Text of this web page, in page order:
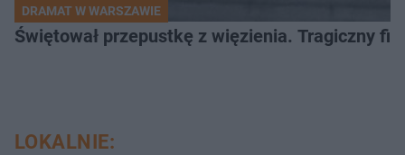
DRAMAT W WARSZAWIE
Świętował przepustkę z więzienia. Tragiczny
LOKALNIE: